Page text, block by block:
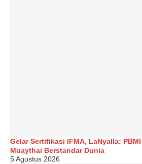
Gelar Sertifikasi IFMA, LaNyalla:
Muaythai Berstandar Dunia
5 Agustus 2026